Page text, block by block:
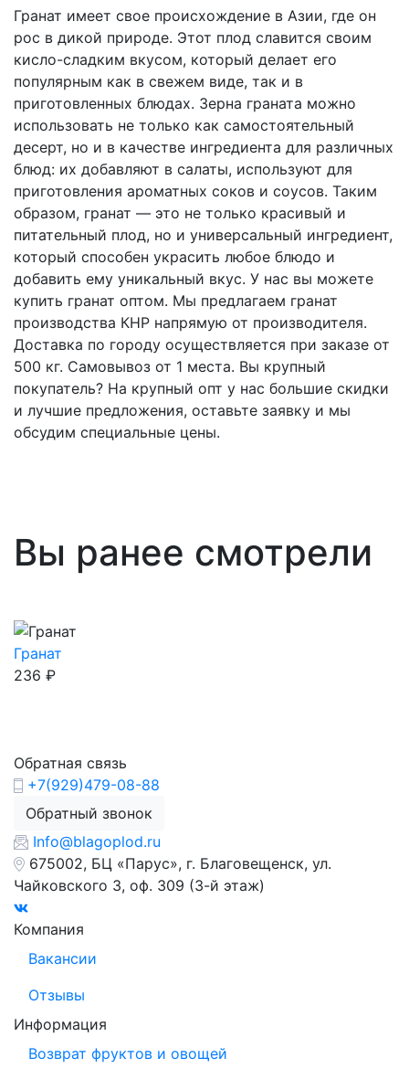
Гранат имеет свое происхождение в Азии, где он
рос в дикой природе. Этот плод славится своим
кисло-сладким вкусом, который делает его
популярным как в свежем виде, так и в
приготовленных блюдах. Зерна граната можно
использовать не только как самостоятельный
десерт, но и в качестве ингредиента для различных
блюд: их добавляют в салаты, используют для
приготовления ароматных соков и соусов. Таким
образом, гранат — это не только красивый и
питательный плод, но и универсальный ингредиент,
который способен украсить любое блюдо и
добавить ему уникальный вкус. У нас вы можете
купить гранат оптом. Мы предлагаем гранат
производства КНР напрямую от производителя.
Доставка по городу осуществляется при заказе от
500 кг. Самовывоз от 1 места. Вы крупный
покупатель? На крупный опт у нас большие скидки
и лучшие предложения, оставьте заявку и мы
обсудим специальные цены.
Вы ранее смотрели
Гранат
236 ₽
Обратная связь
+7(929)479-08-88
Обратный звонок
Info@blagoplod.ru
675002, БЦ «Парус», г. Благовещенск, ул.
Чайковского 3, оф. 309 (3-й этаж)
Компания
Вакансии
Отзывы
Информация
Возврат фруктов и овощей